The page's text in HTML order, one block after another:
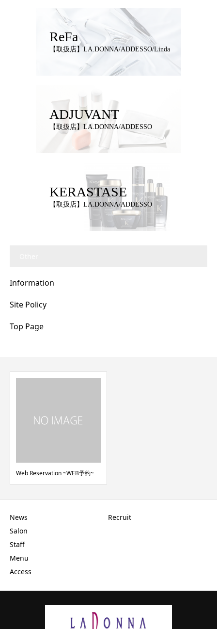
ReFa
【取扱店】LA.DONNA/ADDESSO/Linda
ADJUVANT
【取扱店】LA.DONNA/ADDESSO
KERASTASE
【取扱店】LA.DONNA/ADDESSO
Information
Site Policy
Top Page
Web Reservation ~WEB予約~
News
Salon
Staff
Menu
Access
Recruit